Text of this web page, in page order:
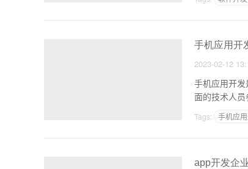
手机应用开
2023-02-12
手机应用开
面的技术人员
Tags: 手机应
app开发企